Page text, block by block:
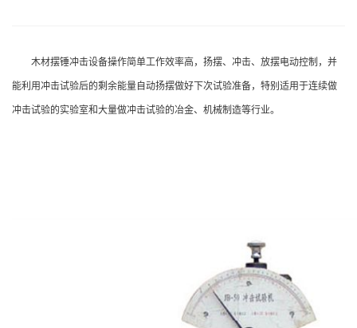
木材摆锤冲击设备操作简单工作效率高，扬摆、冲击、放摆电动控制，并
能利用冲击试验后的剩余能量自动扬摆做好下次试验准备，特别适用于连续做
冲击试验的实验室和大量做冲击试验的冶金、机械制造等行业。